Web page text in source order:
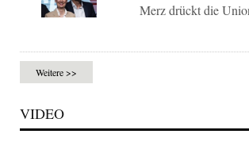
Merz drückt die
Weitere >>
VIDEO